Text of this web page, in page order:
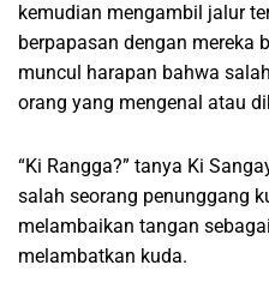
kemudian mengambil jalur
berpapasan dengan mereka
muncul harapan bahwa
orang yang mengenal atau
“Ki Rangga?” tanya Ki
salah seorang penunggang
melambaikan tangan
melambatkan kuda.